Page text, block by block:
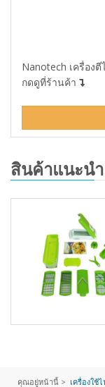
Nanotech เครื่อง
กดดูที่ร้านค้า
สินค้าแนะนำ
คุณอยู่หน้านี้ > เครื่องใช้